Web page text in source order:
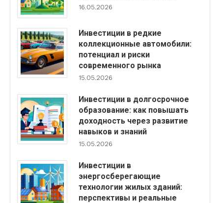
16.05.2026
Инвестиции в редкие
коллекционные автомобили:
потенциал и риски
современного рынка
15.05.2026
Инвестиции в долгосрочное
образование: как повышать
доходность через развитие
навыков и знаний
15.05.2026
Инвестиции в
энергосберегающие
технологии жилых зданий:
перспективы и реальные